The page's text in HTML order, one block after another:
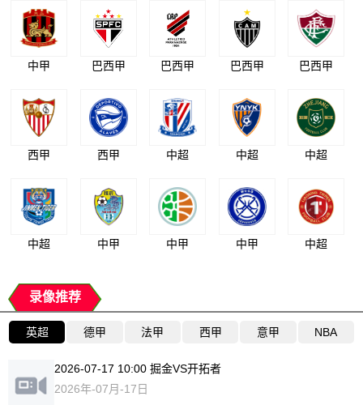
中甲 巴西甲 巴西甲 巴西甲 巴西甲
西甲 西甲 中超 中超 中超
中超 中甲 中甲 中甲 中超
录像推荐
英超 德甲 法甲 西甲 意甲 NBA
2026-07-17 10:00 掘金VS开拓者
2026年-07月-17日